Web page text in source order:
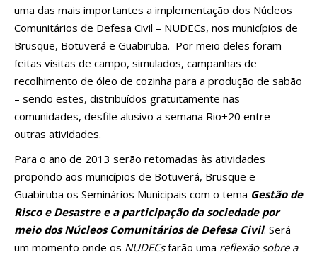
uma das mais importantes a implementação dos Núcleos
Comunitários de Defesa Civil – NUDECs, nos municípios de
Brusque, Botuverá e Guabiruba. Por meio deles foram
feitas visitas de campo, simulados, campanhas de
recolhimento de óleo de cozinha para a produção de sabão
– sendo estes, distribuídos gratuitamente nas
comunidades, desfile alusivo a semana Rio+20 entre
outras atividades.
Para o ano de 2013 serão retomadas às atividades
propondo aos municípios de Botuverá, Brusque e
Guabiruba os Seminários Municipais com o tema Gestão de
Risco e Desastre e a participação da sociedade por
meio dos Núcleos Comunitários de Defesa Civil. Será
um momento onde os NUDECsfarão uma reflexão sobre a